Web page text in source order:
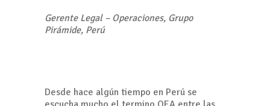
Gerente Legal – Operaciones, Grupo
Pirámide, Perú
Desde hace algún tiempo en Perú se